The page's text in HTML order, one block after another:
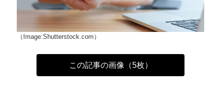
（Image:Shutterstock.com）
この記事の画像（5枚）